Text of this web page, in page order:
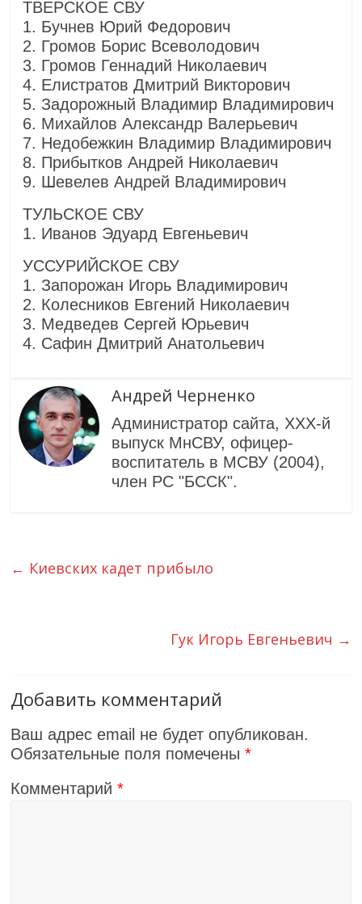
ТВЕРСКОЕ СВУ
1. Бучнев Юрий Федорович
2. Громов Борис Всеволодович
3. Громов Геннадий Николаевич
4. Елистратов Дмитрий Викторович
5. Задорожный Владимир Владимирович
6. Михайлов Александр Валерьевич
7. Недобежкин Владимир Владимирович
8. Прибытков Андрей Николаевич
9. Шевелев Андрей Владимирович
ТУЛЬСКОЕ СВУ
1. Иванов Эдуард Евгеньевич
УССУРИЙСКОЕ СВУ
1. Запорожан Игорь Владимирович
2. Колесников Евгений Николаевич
3. Медведев Сергей Юрьевич
4. Сафин Дмитрий Анатольевич
← Киевских кадет прибыло
Гук Игорь Евгеньевич →
Андрей Черненко
Администратор сайта, XXX-й
выпуск МнСВУ, офицер-
воспитатель в МСВУ (2004),
член РС "БССК".
Добавить комментарий
Ваш адрес email не будет опубликован.
Обязательные поля помечены*
Комментарий*